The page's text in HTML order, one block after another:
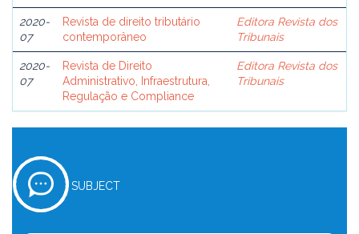
2020-
07
Revista de direito tributário
contemporâneo
Editora Revista dos
Tribunais
2020-
07
Revista de Direito
Administrativo, Infraestrutura,
Regulação e Compliance
Editora Revista dos
Tribunais
SUBJECT